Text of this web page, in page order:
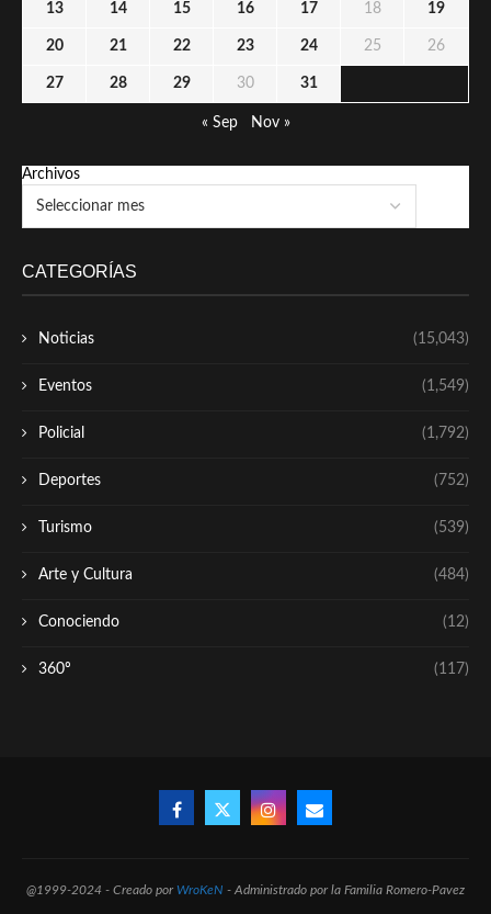
13 14 15 16 17 18 19
20 21 22 23 24 25 26
27 28 29 30 31
« Sep Nov »
Archivos
CATEGORÍAS
Noticias (15,043)
Eventos (1,549)
Policial (1,792)
Deportes (752)
Turismo (539)
Arte y Cultura (484)
Conociendo (12)
360º (117)
@1999-2024 - Creado por WroKeN - Administrado por la Familia Romero-Pavez